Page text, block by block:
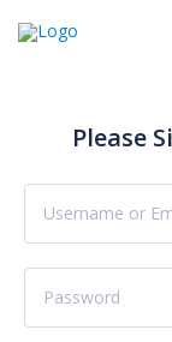
Please